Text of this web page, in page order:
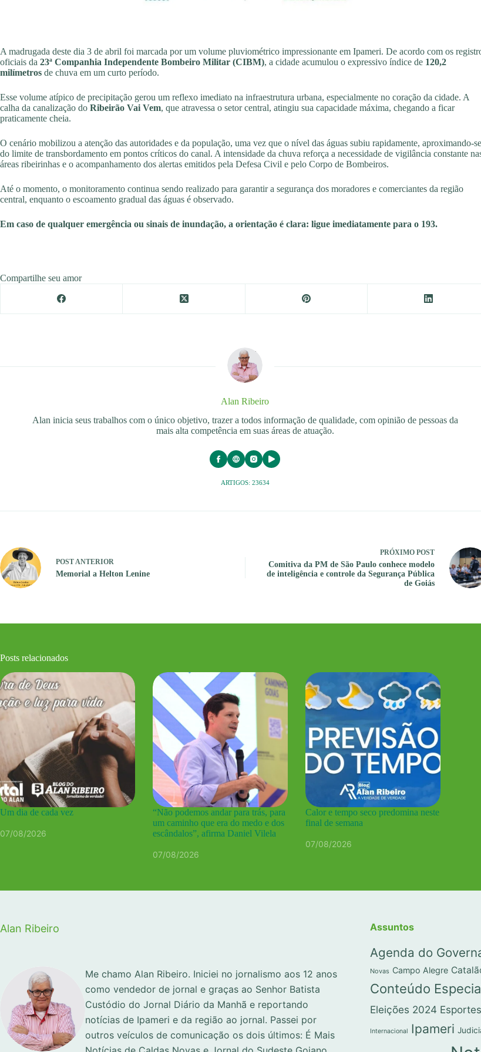
​A madrugada deste dia 3 de abril foi marcada por um volume pluviométrico impressionante em Ipameri. De acordo com os
oficiais da 23ª Companhia Independente Bombeiro Militar (CIBM), a cidade acumulou o expressivo índice de 120,2
milímetros de chuva em um curto período.
​Esse volume atípico de precipitação gerou um reflexo imediato na infraestrutura urbana, especialmente no coração da cidade. A
calha da canalização do Ribeirão Vai Vem, que atravessa o setor central, atingiu sua capacidade máxima, chegando a ficar
praticamente cheia.
​O cenário mobilizou a atenção das autoridades e da população, uma vez que o nível das águas subiu rapidamente, aproximando-se
do limite de transbordamento em pontos críticos do canal. A intensidade da chuva reforça a necessidade de vigilância constante
áreas ribeirinhas e o acompanhamento dos alertas emitidos pela Defesa Civil e pelo Corpo de Bombeiros.
​Até o momento, o monitoramento continua sendo realizado para garantir a segurança dos moradores e comerciantes da região
central, enquanto o escoamento gradual das águas é observado.
Em caso de qualquer emergência ou sinais de inundação, a orientação é clara: ligue imediatamente para o 193.
Compartilhe seu amor
Alan Ribeiro
Alan inicia seus trabalhos com o único objetivo, trazer a todos informação de qualidade, com opinião de pessoas da
mais alta competência em suas áreas de atuação.
ARTIGOS: 23634
POSTANTERIOR
Memorial a Helton Lenine
PRÓXIMO POST
Comitiva da PM de São Paulo conhece modelo
de inteligência e controle da Segurança Pública
de Goiás
Posts relacionados
Um dia de cada vez
07/08/2026
“Não podemos andar para trás, para
um caminho que era do medo e dos
escândalos”, afirma Daniel Vilela
07/08/2026
Calor e tempo seco predomina neste
final de semana
07/08/2026
Alan Ribeiro
Me chamo Alan Ribeiro. Iniciei no jornalismo aos 12 anos
como vendedor de jornal e graças ao Senhor Batista
Custódio do Jornal Diário da Manhã e reportando
notícias de Ipameri e da região ao jornal. Passei por
outros veículos de comunicação os dois últimos: É Mais
Assuntos
Agenda do
Novas Campo Alegre
Conteúdo
Eleições 2024 Esportes
Internacional Ipameri